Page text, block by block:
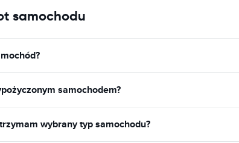
samochodu
samochodem?
wybrany typ samochodu?